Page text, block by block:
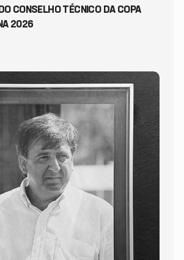
CONSELHO TÉCNICO DA COPA
2026